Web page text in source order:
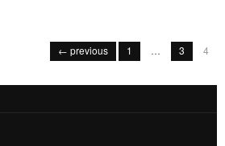
← previous 1 … 3 4